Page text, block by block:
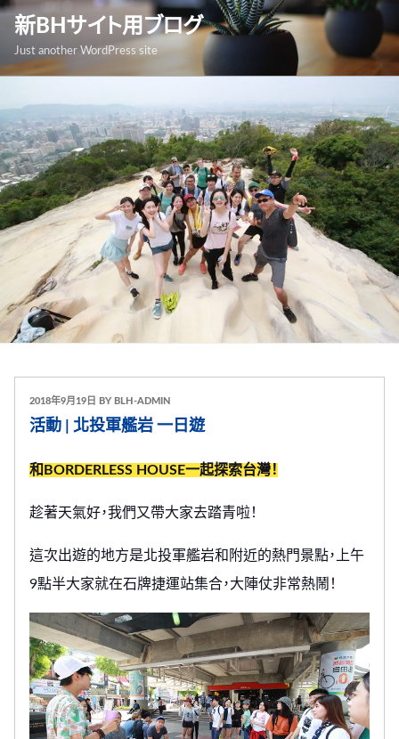
跳
內
新BHサイト用ブログ
Just another WordPress site
發
表
2018年9月19日 BY BLH-ADMIN
活動 | 北投軍艦岩 一日遊
和BORDERLESS HOUSE一起探索台灣！
趁著天氣好，我們又帶大家去踏青啦！
這次出遊的地方是北投軍艦岩和附近的熱門景點，上午
9點半大家就在石牌捷運站集合，大陣仗非常熱鬧！